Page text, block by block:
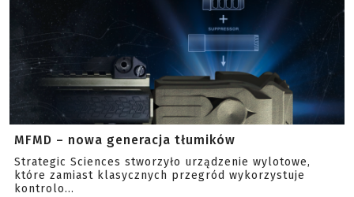
MFMD – nowa generacja tłumików
Strategic Sciences stworzyło urządzenie wylotowe,
które zamiast klasycznych przegród wykorzystuje
kontrolo...